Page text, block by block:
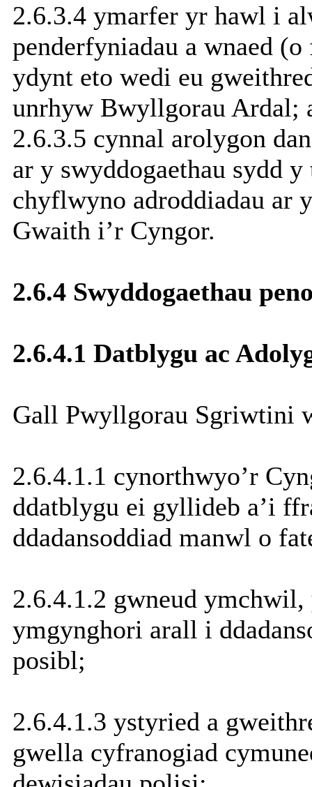
2.6.3.4 ymarfer yr hawl i
penderfyniadau a wnaed
ydynt eto wedi eu
unrhyw Bwyllgorau Ardal;
2.6.3.5 cynnal arolygon
ar y swyddogaethau sydd
chyflwyno adroddiadau ar
Gwaith i’r Cyngor.
2.6.4 Swyddogaethau
2.6.4.1 Datblygu ac
Gall Pwyllgorau Sgriwtini
2.6.4.1.1 cynorthwyo’r
ddatblygu ei gyllideb a’i
ddadansoddiad manwl o
2.6.4.1.2 gwneud
ymgynghori arall i
posibl;
2.6.4.1.3 ystyried a
gwella cyfranogiad